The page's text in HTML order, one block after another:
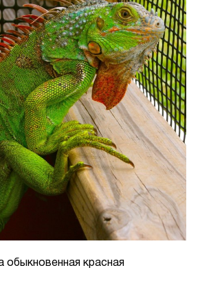
обыкновенная красная